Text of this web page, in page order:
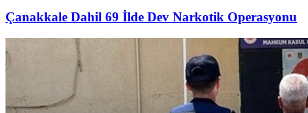
Çanakkale Dahil 69 İlde Dev Narkotik Operasyonu